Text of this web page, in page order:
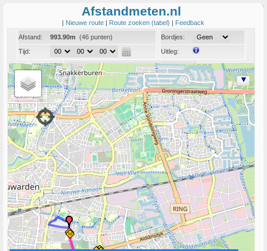
Afstandmeten.nl
| Nieuwe route | Route zoeken (tabel) | Feedback
Afstand:
993.90m (46 punten)
Tijd:
Bordjes:
Uitleg:
Coord:
Info:Link naar deze route